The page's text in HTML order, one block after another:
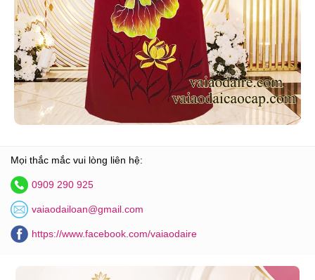
Mọi thắc mắc vui lòng liên hệ:
0909 290 925
vaiaodailoan@gmail.com
https://www.facebook.com/vaiaodaire